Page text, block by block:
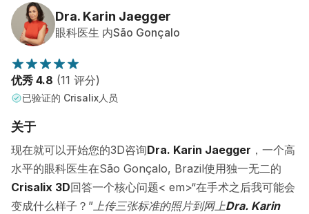
客户评价
Dra. Karin Jaegger
眼科医生 内São Gonçalo
优秀 4.8 (11 评分)
已验证的 Crisalix人员
关于
现在就可以开始您的3D咨询Dra. Karin Jaegger ，一个高
水平的眼科医生在São Gonçalo, Brazil使用独一无二的
Crisalix 3D回答一个核心问题< em>“在手术之后我可能会
变成什么样子？” 上传三张标准的照片到网上Dra. Karin